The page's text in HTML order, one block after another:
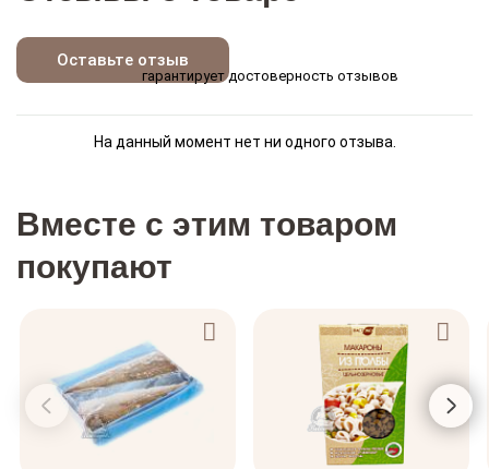
Оставьте отзыв
гарантирует достоверность отзывов
На данный момент нет ни одного отзыва.
Вместе с этим товаром
покупают